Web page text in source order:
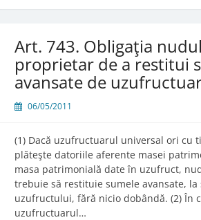
Art. 743. Obligaţia
proprietar de a restitui
avansate de
06/05/2011
(1) Dacă uzufructuarul universal ori cu
plăteşte datoriile aferente masei
masa patrimonială date în uzufruct,
trebuie să restituie sumele avansate, la
uzufructului, fără nicio dobândă. (2) În
uzufructuarul…